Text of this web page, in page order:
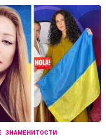
ЗНАМЕНИТОСТИ